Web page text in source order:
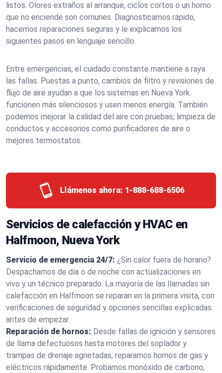
listos. Olores extraños al arranque, ciclos cortos o un horno
que no enciende son comunes. Diagnosticamos rápido,
hacemos reparaciones seguras y le explicamos los
siguientes pasos en lenguaje sencillo.
Entre emergencias, el cuidado constante mantiene a raya
las fallas. Puestas a punto, cambios de filtro y revisiones de
flujo de aire ayudan a que los sistemas en Nueva York
funcionen más silenciosos y usen menos energía. También
podemos mejorar la calidad del aire con pruebas, limpieza de
conductos y accesorios como purificadores de aire o
mejores termostatos.
Llámenos ahora: 1-888-688-6506
Servicios de calefacción y HVAC en
Halfmoon, Nueva York
Servicio de emergencia 24/7: ¿Sin calor fuera de horario?
Despachamos de día o de noche con actualizaciones en
vivo y un técnico preparado. La mayoría de las llamadas sin
calefacción en Halfmoon se reparan en la primera visita, con
verificaciones de seguridad y opciones sencillas explicadas
antes de empezar.
Reparación de hornos: Desde fallas de ignición y sensores
de llama defectuosos hasta motores del soplador y
trampas de drenaje agrietadas, reparamos hornos de gas y
eléctricos rápidamente. Probamos monóxido de carbono,